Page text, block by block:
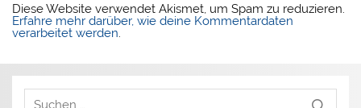
Diese Website verwendet Akismet, um Spam zu reduzieren.
Erfahre mehr darüber, wie deine Kommentardaten
verarbeitet werden.